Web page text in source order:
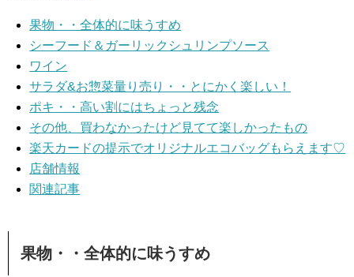
果物・・全体的に味うすめ
シーフード＆ガーリックシュリンプソース
ワイン
サラダ&お惣菜量り売り・・とにかく楽しい！
ポキ・・高い割にはちょっと残念
その他、買わなかったけど見てて楽しかったもの
楽天カードの提示でオリジナルエコバッグもらえます♡
店舗情報
関連記事
果物・・全体的に味うすめ